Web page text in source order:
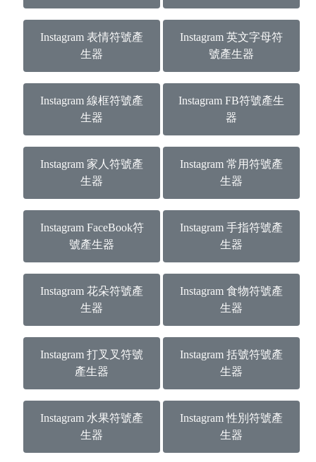
Instagram 表情符號產
生器
Instagram 英文字母符
號產生器
Instagram 線框符號產
生器
Instagram FB符號產生
器
Instagram 家人符號產
生器
Instagram 常用符號產
生器
Instagram FaceBook符
號產生器
Instagram 手指符號產
生器
Instagram 花朵符號產
生器
Instagram 食物符號產
生器
Instagram 打叉叉符號
產生器
Instagram 括號符號產
生器
Instagram 水果符號產
生器
Instagram 性別符號產
生器